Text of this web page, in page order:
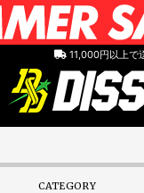
11,000円以上で
CATEGORY